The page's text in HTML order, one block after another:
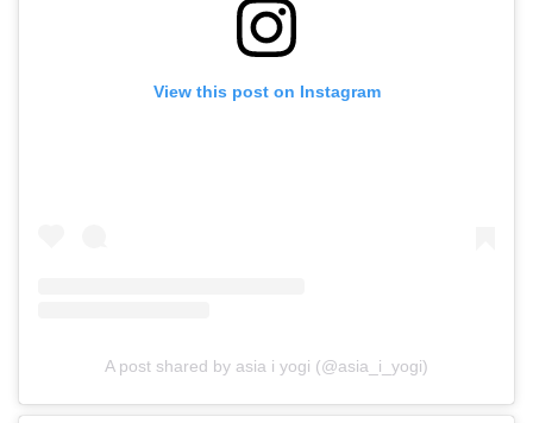
View this post on Instagram
A post shared by asia i yogi (@asia_i_yogi)